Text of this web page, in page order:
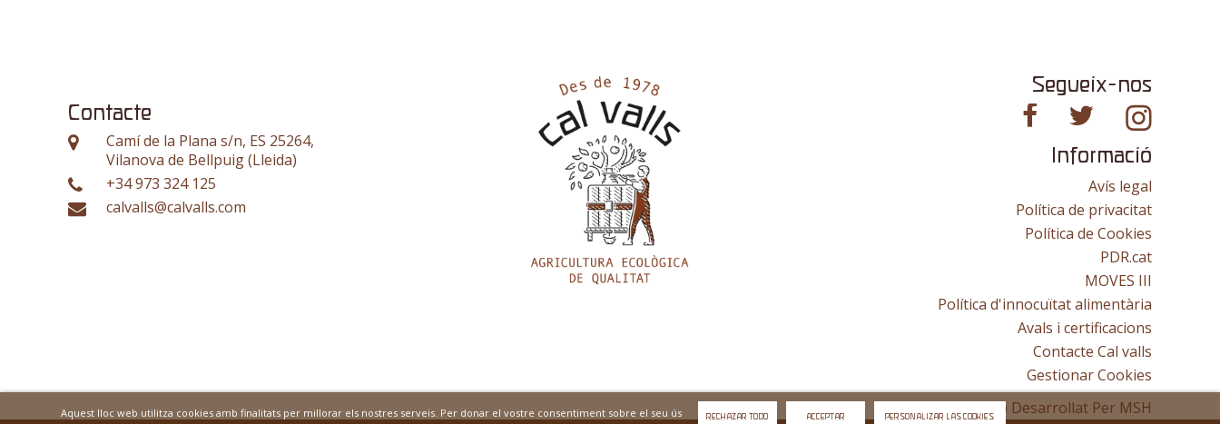
Contacte
Camí de la Plana s/n, ES 25264,
Vilanova de Bellpuig (Lleida)
+34 973 324 125
calvalls@calvalls.com
Segueix-nos
Informació
Avís legal
Política de privacitat
Política de Cookies
PDR.cat
MOVES III
Política d'innocuïtat alimentària
Avals i certificacions
Contacte Cal valls
Gestionar Cookies
Lloc Web Desarrollat Per MSH
Aquest lloc web utilitza cookies amb finalitats per millorar els nostres serveis. Per donar el vostre consentiment sobre el seu ús RECHAZAR TODO ACCEPTAR PERSONALIZAR LAS COOKIES